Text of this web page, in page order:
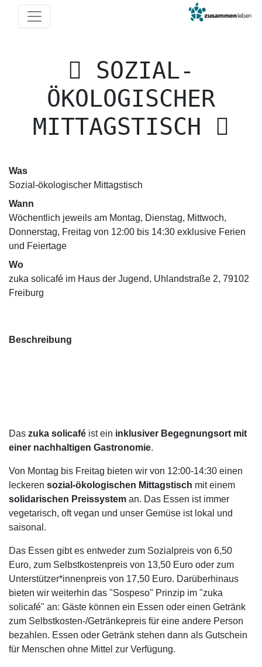
SOZIAL-
ÖKOLOGISCHER
MITTAGSTISCH
Was
Sozial-ökologischer Mittagstisch
Wann
Wöchentlich jeweils am Montag, Dienstag, Mittwoch,
Donnerstag, Freitag von 12:00 bis 14:30 exklusive Ferien
und Feiertage
Wo
zuka solicafé im Haus der Jugend, Uhlandstraße 2, 79102
Freiburg
Beschreibung
Das zuka solicafé ist ein inklusiver Begegnungsort mit
einer nachhaltigen Gastronomie.
Von Montag bis Freitag bieten wir von 12:00-14:30 einen
leckeren sozial-ökologischen Mittagstisch mit einem
solidarischen Preissystem an. Das Essen ist immer
vegetarisch, oft vegan und unser Gemüse ist lokal und
saisonal.
Das Essen gibt es entweder zum Sozialpreis von 6,50
Euro, zum Selbstkostenpreis von 13,50 Euro oder zum
Unterstützer*innenpreis von 17,50 Euro. Darüberhinaus
bieten wir weiterhin das "Sospeso" Prinzip im "zuka
solicafé" an: Gäste können ein Essen oder einen Getränk
zum Selbstkosten-/Getränkepreis für eine andere Person
bezahlen. Essen oder Getränk stehen dann als Gutschein
für Menschen ohne Mittel zur Verfügung.